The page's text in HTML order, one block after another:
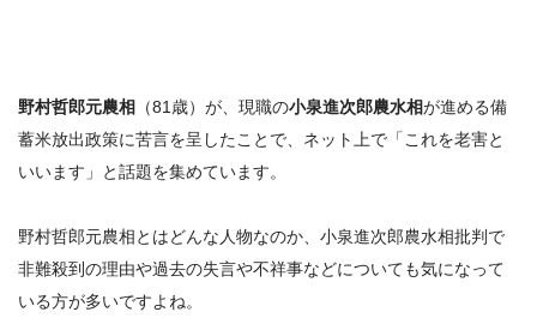
野村哲郎元農相 （81歳）が、現職の小泉進次郎農水相が進める備
蓄米放出政策に苦言を呈した ことで、ネット上で「 これを老害と
いいます 」と話題を集めています。
野村哲郎元農相とはどんな人物なのか 、小泉進次郎農水相批判で
非難殺到の理由や過去の失言や不祥事などについても気になって
いる方が多いですよね。